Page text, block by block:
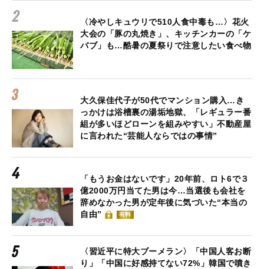
〈冷やしキュウリで510人食中毒も…〉花火
大会の「豚の丸焼き」、キッチンカーの「ケ
バブ」も…酷暑の夏祭りで注意したい食べ物
大久保佳代子が50代でマンション購入…き
っかけは浴槽裏の湯垢地獄、「レギュラー番
組が多いほどローンを組みやすい」不動産屋
に言われた“芸能人ならではの事情”
「もうお金はないです」20年前、ロト6で３
億2000万円当てた男は今…当選後も会社を
辞めなかった男が定年後に気づいた“本当の
自由”
有料
〈習近平に特大ブーメラン〉「中国人客お断
り」「中国に好感持てない72%」韓国で噴き